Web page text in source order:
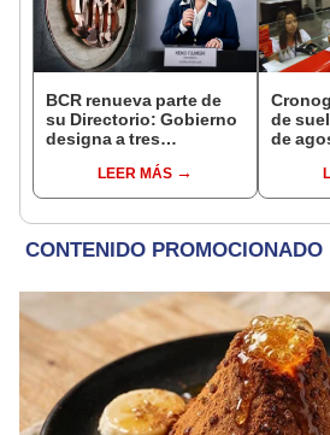
BCR renueva parte de
su Directorio: Gobierno
designa a tres
EjecutivoLEER MÁS
de
de